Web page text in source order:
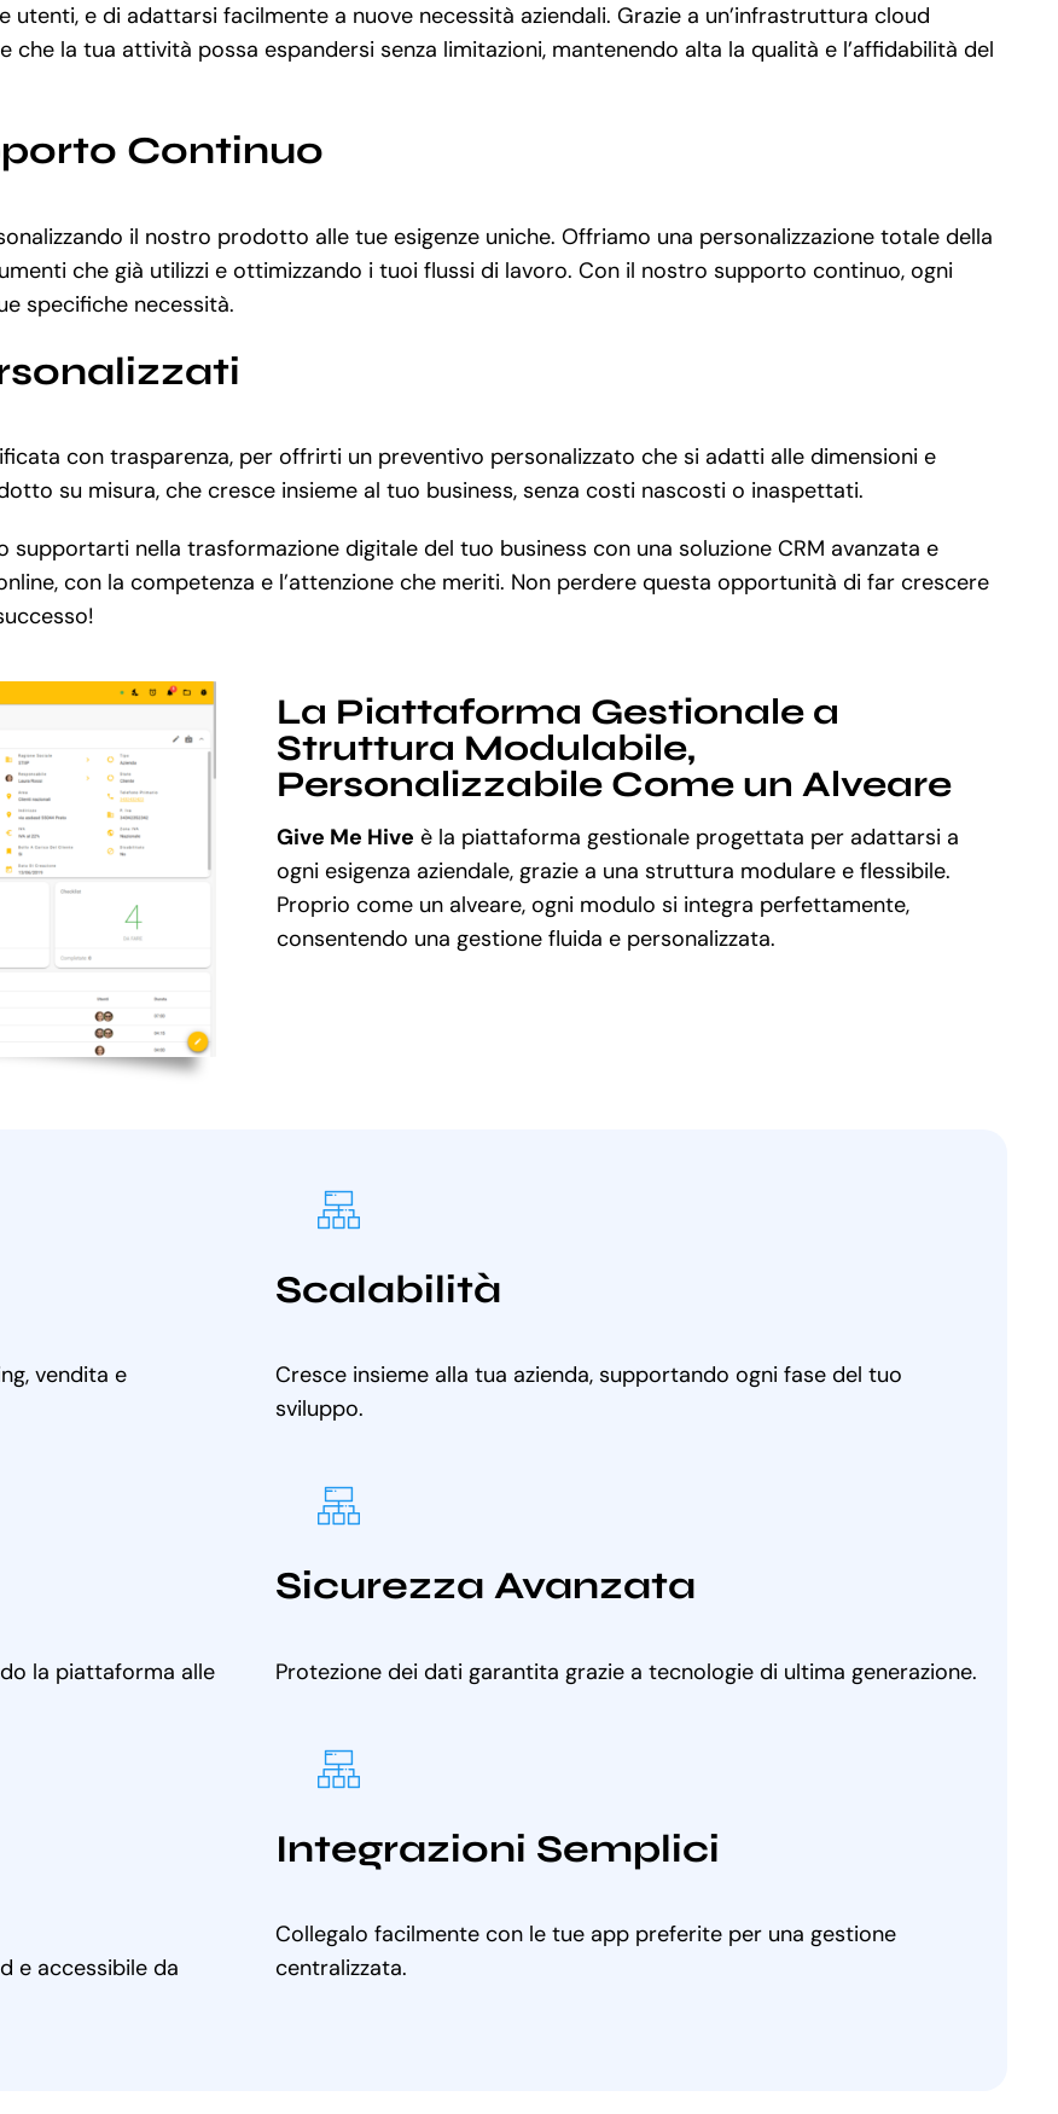
e di adattarsi facilmente a nuove necessità aziendali. Grazie a un’infrastruttura cloud
la tua attività possa espandersi senza limitazioni, mantenendo alta la qualità e l’affidabilità del
Continuo
il nostro prodotto alle tue esigenze uniche. Offriamo una personalizzazione totale della
che già utilizzi e ottimizzando i tuoi flussi di lavoro. Con il nostro supporto continuo, ogni
specifiche necessità.
con trasparenza, per offrirti un preventivo personalizzato che si adatti alle dimensioni e
su misura, che cresce insieme al tuo business, senza costi nascosti o inaspettati.
nella trasformazione digitale del tuo business con una soluzione CRM avanzata e
con la competenza e l’attenzione che meriti. Non perdere questa opportunità di far crescere
La Piattaforma Gestionale a
Struttura Modulabile,
Personalizzabile Come un Alveare
Give Me Hive è la piattaforma gestionale progettata per adattarsi a
ogni esigenza aziendale, grazie a una struttura modulare e flessibile.
Proprio come un alveare, ogni modulo si integra perfettamente,
consentendo una gestione fluida e personalizzata.
vendita e
la piattaforma alle
e accessibile da
Scalabilità
Cresce insieme alla tua azienda, supportando ogni fase del tuo
sviluppo.
Sicurezza Avanzata
Protezione dei dati garantita grazie a tecnologie di ultima generazione.
Integrazioni Semplici
Collegalo facilmente con le tue app preferite per una gestione
centralizzata.